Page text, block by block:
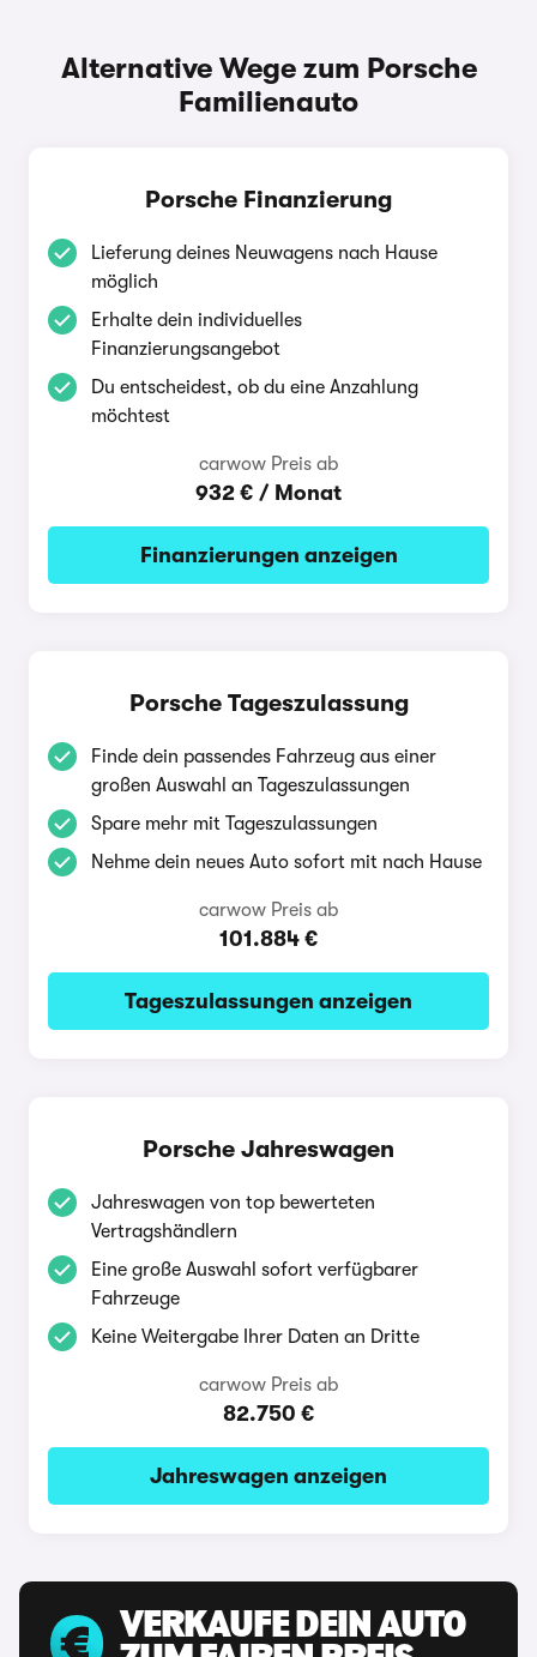
Alternative Wege zum Porsche
Familienauto
Porsche Finanzierung
Lieferung deines Neuwagens nach Hause
möglich
Erhalte dein individuelles
Finanzierungsangebot
Du entscheidest, ob du eine Anzahlung
möchtest
carwow Preis ab
932 € / Monat
Finanzierungen anzeigen
Porsche Tageszulassung
Finde dein passendes Fahrzeug aus einer
großen Auswahl an Tageszulassungen
Spare mehr mit Tageszulassungen
Nehme dein neues Auto sofort mit nach Hause
carwow Preis ab
101.884 €
Tageszulassungen anzeigen
Porsche Jahreswagen
Jahreswagen von top bewerteten
Vertragshändlern
Eine große Auswahl sofort verfügbarer
Fahrzeuge
Keine Weitergabe Ihrer Daten an Dritte
carwow Preis ab
82.750 €
Jahreswagen anzeigen
VERKAUFE DEIN AUTO